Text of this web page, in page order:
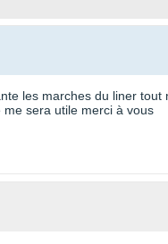
les marches du liner
sera utile merci à vous